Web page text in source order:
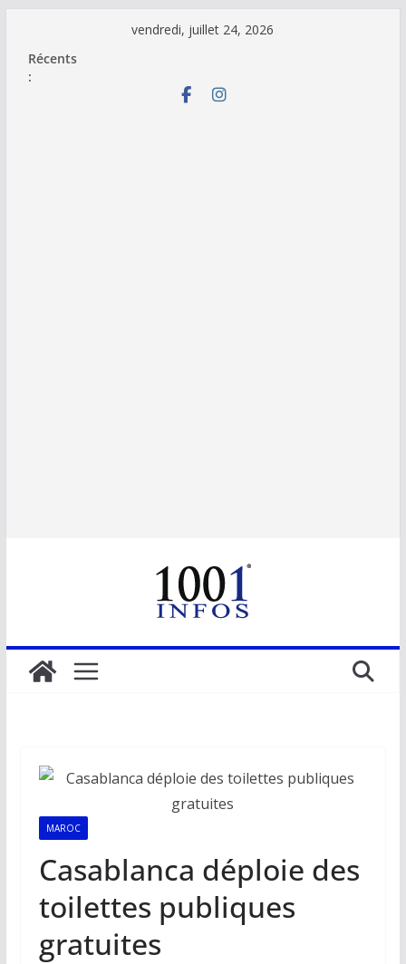
contenu
vendredi, juillet 24, 2026
Récents
:
MAROC
Casablanca déploie des
toilettes publiques
gratuites